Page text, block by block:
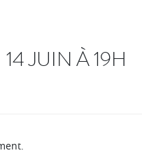
JUIN À 19H